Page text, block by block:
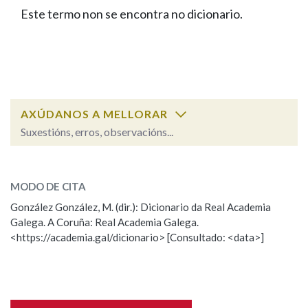
FIGURAS HOMENAXEADAS
PORTAL DAS PALABRAS
Facebook
TwitterYoutubeInstagram
Bluesky
BUSCAR NOS LEMAS
Remata por
BUSCAR NO CONTIDO
Nas definicións
Este termo non se encontra no dicionario.
AXÚDANOS A MELLORAR
Suxestións, erros, observacións...
Observación
Nome
MODO DE CITA
González González, M. (dir.): Dicionario da Real Academia
Galega. A Coruña: Real Academia Galega.
<https://academia.gal/dicionario> [Consultado: <data>]